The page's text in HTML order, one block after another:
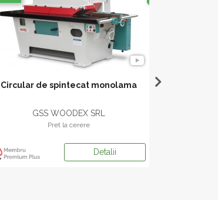
Circular de spintecat monolama
GSS WOODEX SRL
Pret la cerere
Detalii